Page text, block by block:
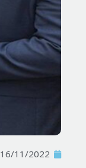
16/11/2022